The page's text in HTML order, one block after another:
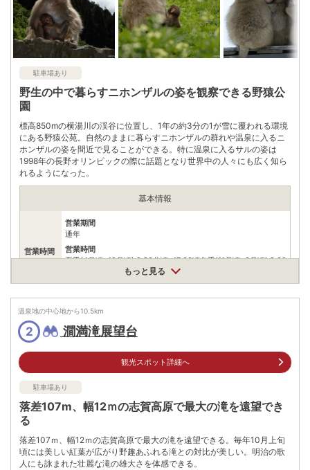
駐車場あり
野生の中で暮らすニホンザルの姿を観察できる野猿公
園
標高850mの横湯川の渓谷に位置し、1年の約3分の1が雪に覆われる環境
にある野猿公苑。自然のままに暮らすニホンザルの群れや温泉に入るニ
ホンザルの姿を間近で見ることができる。特に温泉に入るサルの姿は
1998年の長野オリンピックの際に話題となり世界中の人々にも広く知ら
れるようになった。
基本情報
営業時間
営業期間
通年
営業時間
夏季(4月頃~10月頃):8:30分頃~17:00頃冬季(11月頃~3月頃):9:00
頃~16:00頃※期間､時間とも概ねの目安｡ﾆﾎﾝｻﾞﾙは野生動物のた
アクセス
住所
長野県下高井郡山ﾉ内町大字平穏6845
信州中野ICから上林温泉駐車場まで車で約25分｡上林温泉駐車場
から徒歩約30分
公共交通機関
【バス】湯田中温泉よりバス乗車(約15分)､｢スノーモンキーパー
駐車場
無料
※上林温泉の駐車場。他、渋温泉の提携駐車場もあり（有料、冬
季閉鎖）
もっと見る
温泉地の中心地から10.5km
2 澗満滝展望台
観光スポット詳細へ
駐車場あり
落差107m、幅12ｍの志賀高原で最大の滝を遠望でき
る
落差107ｍ、幅12ｍの志賀高原で最大の滝を遠望できる。毎年10月上旬
頃には美しい紅葉が広がり野趣あふれる滝との対比が美しい。明治の歌
人にも詠まれた壮麗な滝の雄大さを体感できる。